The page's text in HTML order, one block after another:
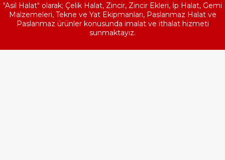
"Asil Halat" olarak; Çelik Halat, Zincir, Zincir Ekleri, İp Halat, Gemi
Malzemeleri, Tekne ve Yat Ekipmanları, Paslanmaz Halat ve
Paslanmaz ürünler konusunda imalat ve ithalat hizmeti
sunmaktayız.